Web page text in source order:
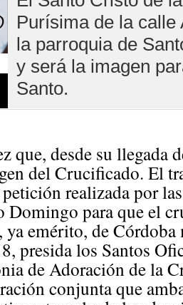
Purísima de la calle
la parroquia de
y será la imagen
Santo.
que, desde su llegada
del Crucificado. El
realizada por
Domingo para que el
emérito, de
presida los Santos
de Adoración de la
conjunta que